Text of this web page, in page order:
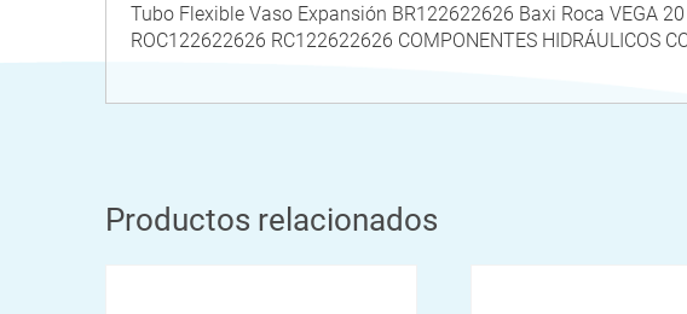
Tubo Flexible Vaso Expansión BR122622626 Baxi Roca VEGA
ROC122622626 RC122622626 COMPONENTES HIDRÁULICOS
Productos relacionados